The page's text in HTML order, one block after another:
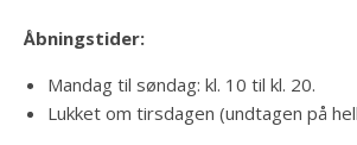
Åbningstider:
Mandag til søndag: kl. 10 til kl. 20.
Lukket om tirsdagen (undtagen på